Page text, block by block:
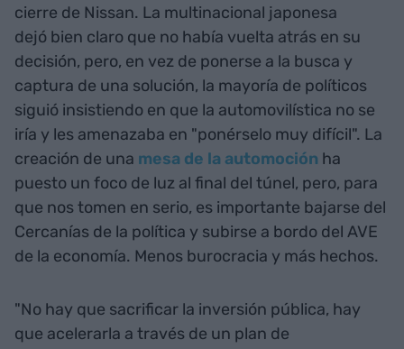
cierre de Nissan. La multinacional japonesa
dejó bien claro que no había vuelta atrás en su
decisión, pero, en vez de ponerse a la busca y
captura de una solución, la mayoría de políticos
siguió insistiendo en que la automovilística no se
iría y les amenazaba en "ponérselo muy difícil". La
creación de una mesa de la automoción ​ ha
puesto un foco de luz al final del túnel, pero, para
que nos tomen en serio, es importante bajarse del
Cercanías de la política y subirse a bordo del AVE
de la economía. Menos burocracia y más hechos.
"No hay que sacrificar la inversión pública, hay
que acelerarla a través de un plan de